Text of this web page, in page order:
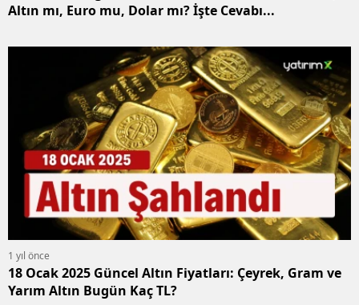
Altın mı, Euro mu, Dolar mı? İşte Cevabı...
1 yıl önce
18 Ocak 2025 Güncel Altın Fiyatları: Çeyrek, Gram ve
Yarım Altın Bugün Kaç TL?